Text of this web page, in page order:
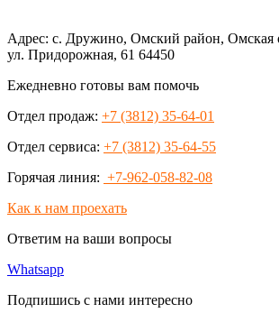
Адрес: с. Дружино, Омский район, Омская
ул. Придорожная, 61 64450
Ежедневно готовы вам помочь
Отдел продаж: +7 (3812) 35-64-01
Отдел сервиса: +7 (3812) 35-64-55
Горячая линия: +7-962-058-82-08
Как к нам проехать
Ответим на ваши вопросы
Whatsapp
Подпишись с нами интересно